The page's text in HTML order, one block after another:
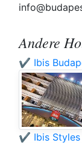
Andere
✔️ Ibis
✔️ Ibis Styles